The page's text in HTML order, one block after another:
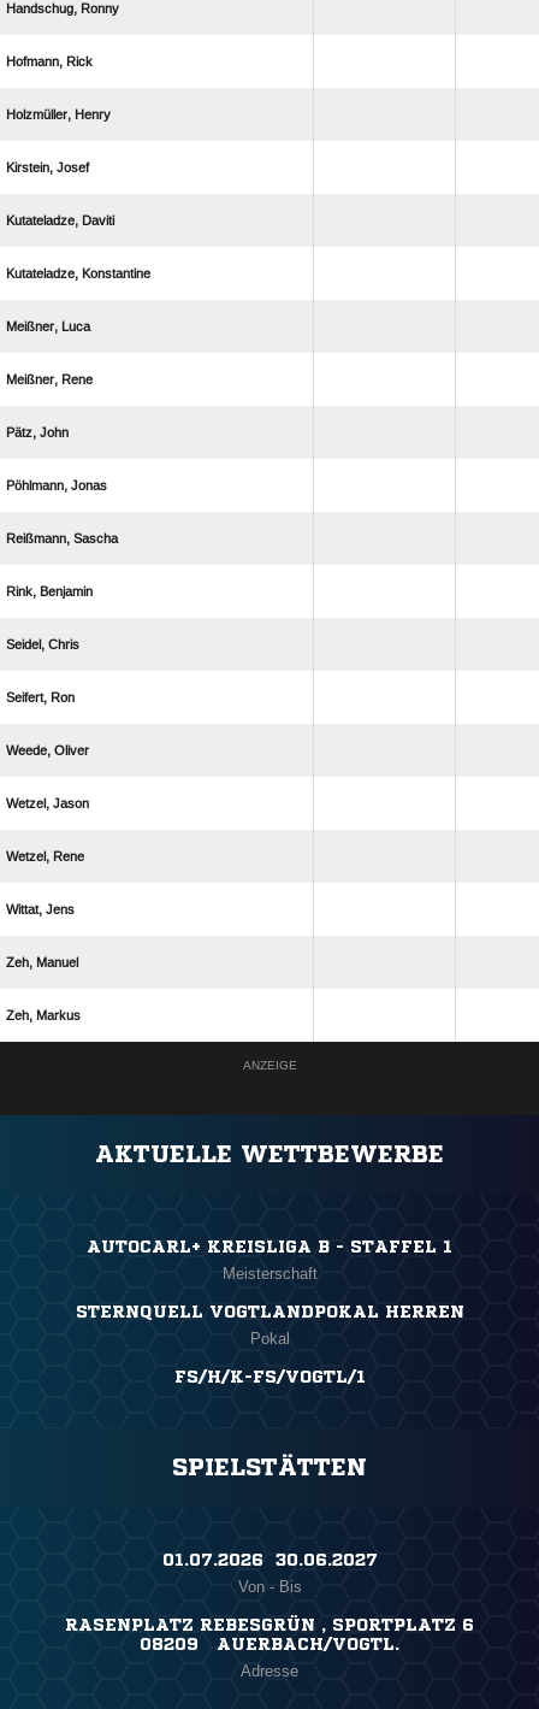
 
 
 
 
 
 
 
 
 
 
 
 
 
 
 
 
 
 
 
 
ANZEIGE
AKTUELLE WETTBEWERBE
AUTOCARL+ KREISLIGA B - STAFFEL 1
Meisterschaft
STERNQUELL VOGTLANDPOKAL HERREN
Pokal
FS/H/K-FS/VOGTL/1
SPIELSTÄTTEN
01.07.2026 ​ 30.06.2027
Von - Bis
RASENPLATZ REBESGRÜN , SPORTPLATZ 6
08209 AUERBACH/VOGTL.
Adresse